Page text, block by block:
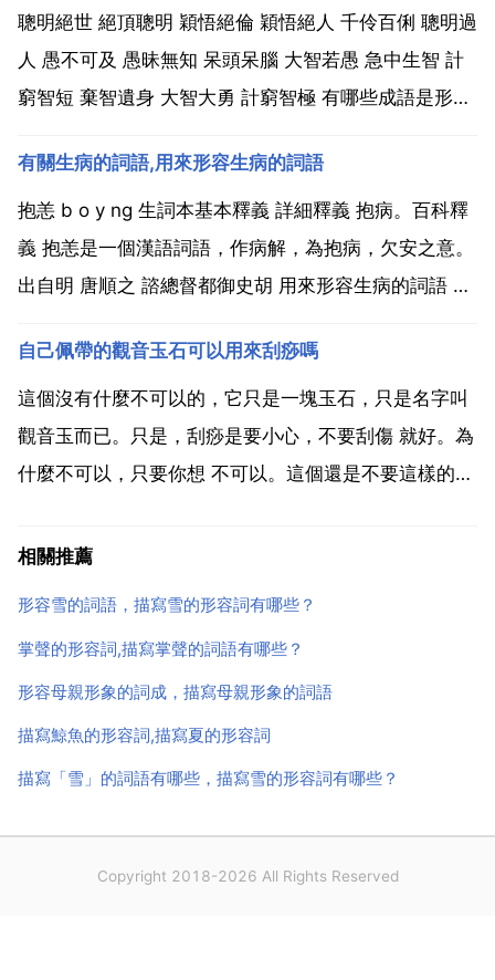
聰明絕世 絕頂聰明 穎悟絕倫 穎悟絕人 千伶百俐 聰明過
人 愚不可及 愚昧無知 呆頭呆腦 大智若愚 急中生智 計
窮智短 棄智遺身 大智大勇 計窮智極 有哪些成語是形容
掌 獨具隻眼 一 明察秋毫 m ng ch qi h o 解釋 明察 看
清 秋毫...
有關生病的詞語,用來形容生病的詞語
抱恙 b o y ng 生詞本基本釋義 詳細釋義 抱病。百科釋
義 抱恙是一個漢語詞語，作病解，為抱病，欠安之意。
出自明 唐順之 諮總督都御史胡 用來形容生病的詞語 病
在旦夕 和病有關的詞語 生病 看病 病床 毛病 病人 養病
抱病 治病 患病 ...
自己佩帶的觀音玉石可以用來刮痧嗎
這個沒有什麼不可以的，它只是一塊玉石，只是名字叫
觀音玉而已。只是，刮痧是要小心，不要刮傷 就好。為
什麼不可以，只要你想 不可以。這個還是不要這樣的吧
的，刮痧 skin scraping 是中國傳統的自然 之一，它是
相關推薦
形容雪的詞語，描寫雪的形容詞有哪些？
掌聲的形容詞,描寫掌聲的詞語有哪些？
形容母親形象的詞成，描寫母親形象的詞語
描寫鯨魚的形容詞,描寫夏的形容詞
描寫「雪」的詞語有哪些，描寫雪的形容詞有哪些？
Copyright 2018-2026 All Rights Reserved